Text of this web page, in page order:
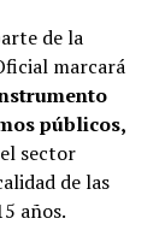
de la
marcará
públicos,
sector
de las
años.